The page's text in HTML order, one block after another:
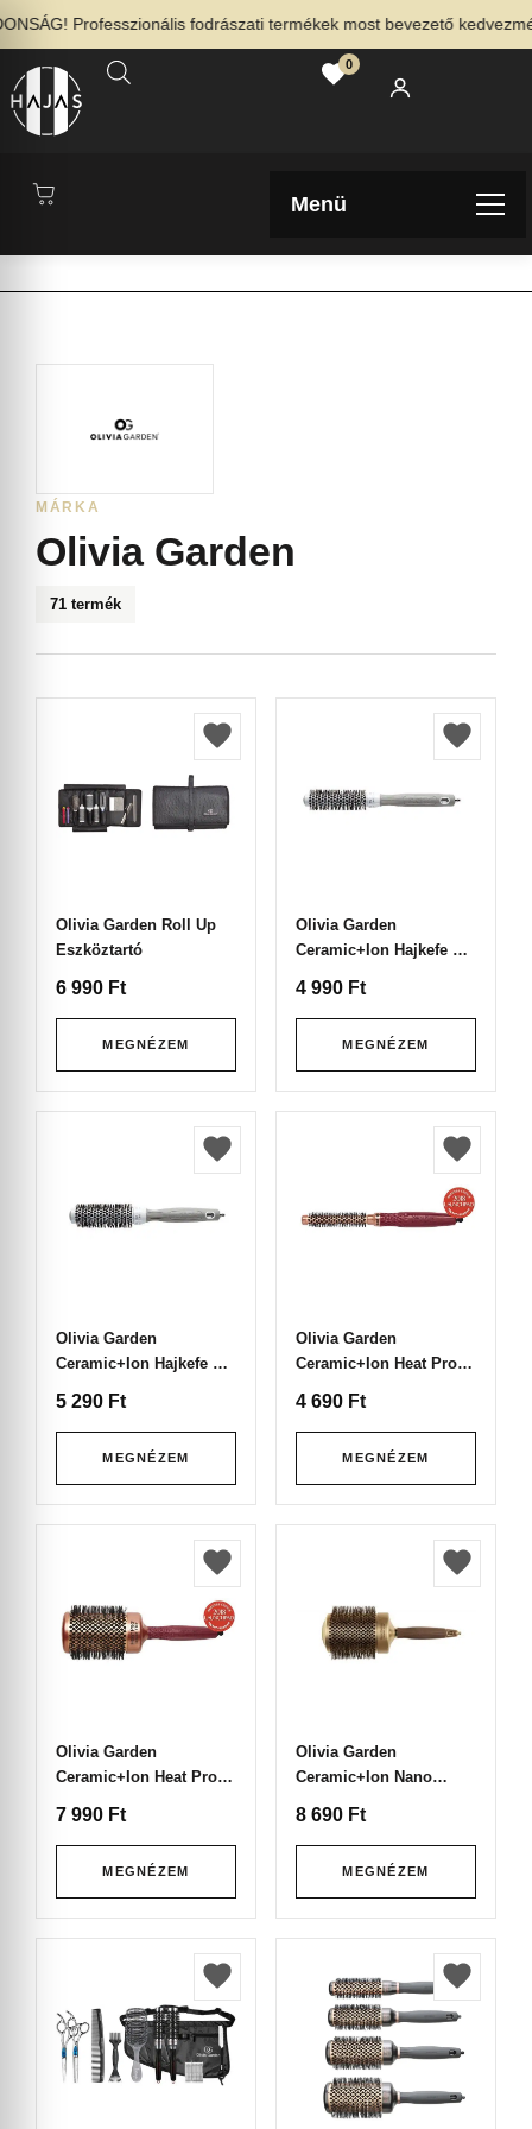
Professzionális fodrászati termékek most bevezető
0
Menü
MÁRKA
Olivia Garden
71 termék
Olivia Garden Roll Up
Eszköztartó
6 990 Ft
MEGNÉZEM
Olivia Garden
Ceramic+Ion Hajkefe CI-
4 990 Ft
MEGNÉZEM
Olivia Garden
Ceramic+Ion Hajkefe CI-
5 290 Ft
MEGNÉZEM
Olivia Garden
Ceramic+Ion Heat Pro
4 690 Ft
MEGNÉZEM
Olivia Garden
Ceramic+Ion Heat Pro
7 990 Ft
MEGNÉZEM
Olivia Garden
Ceramic+Ion Nano
8 690 Ft
MEGNÉZEM